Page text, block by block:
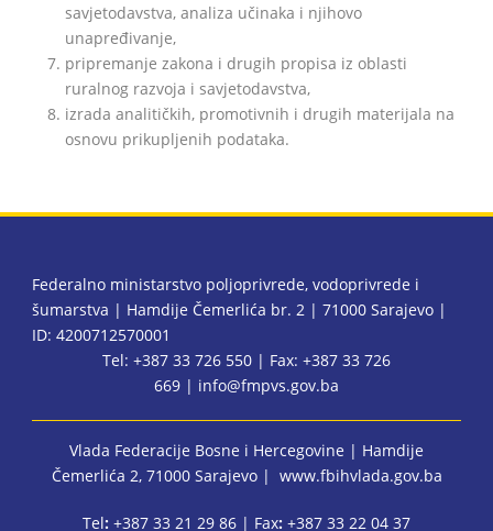
savjetodavstva, analiza učinaka i njihovo
unapređivanje,
pripremanje zakona i drugih propisa iz oblasti
ruralnog razvoja i savjetodavstva,
izrada analitičkih, promotivnih i drugih materijala na
osnovu prikupljenih podataka.
Federalno ministarstvo poljoprivrede, vodoprivrede i
šumarstva | Hamdije Čemerlića br. 2 | 71000 Sarajevo |
ID: 4200712570001
Tel: +387 33 726 550 | Fax: +387 33 726
669 | info@fmpvs.gov.ba
Vlada Federacije Bosne i Hercegovine | Hamdije
Čemerlića 2, 71000 Sarajevo | www.fbihvlada.gov.ba
Tel: +387 33 21 29 86 | Fax: +387 33 22 04 37